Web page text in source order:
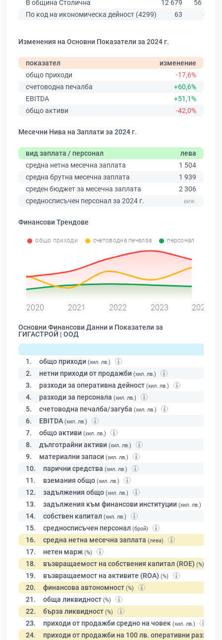
В община Столична 12 679
56 378
По код на икономическа дейност (4299)
63 451
Изменения на Основни Показатели за 2024 г.
показател
изменение
общо приходи
-17,6%
счетоводна печалба
+60,6%
EBITDA
+51,1%
общо активи
-42,0%
Месечни Нива на Заплати за 2024 г.
вид заплата / персонал
лева
средна нетна месечна заплата
1 504
средна брутна месечна заплата
1 939
среден бюджет за месечна заплата
2 306
средносписъчен персонал за 2024 г.
Финансови Трендове
общо приходи счетоводна печалба персонал
2020 2021 2022 2023 2024
Основни Финансови Данни и Показатели за
ГИГАСТРОЙ | ООД
1. общо приходи (хил. лв.)
2. нетни приходи от продажби (хил. лв.)
3. разходи за оперативна дейност (хил. лв.)
4. разходи за персонала (хил. лв.)
5. счетоводна печалба/загуба (хил. лв.)
6. EBITDA (хил. лв.)
7. общо активи (хил. лв.)
8. дълготрайни активи (хил. лв.)
9. материални запаси (хил. лв.)
10. парични средства (хил. лв.)
11. вземания общо (хил. лв.)
12. задължения общо (хил. лв.)
13. задължения към финансови институции (хил. лв.)
14. собствен капитал (хил. лв.)
15. средносписъчен персонал (брой)
16. средна нетна месечна заплата (лева)
17. нетен марж (%)
18. възвращаемост на собствения капитал (ROE) (%)
19. възвращаемост на активите (ROA) (%)
20. финансова автономност (%)
21. обща ликвидност (%)
22. бърза ликвидност (%)
23. приходи от продажби средно на човек (хил. лв.)
24. приходи от продажби на 100 лв. оперативни разходи